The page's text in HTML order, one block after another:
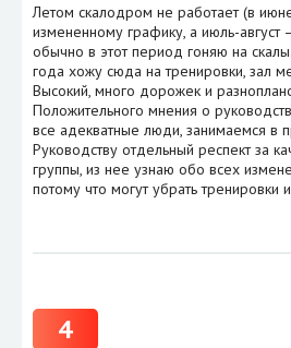
Летом скалодром не работает (в
измененному графику, а июль-август
обычно в этот период гоняю на
года хожу сюда на тренировки, зал
Высокий, много дорожек и
Положительного мнения о
все адекватные люди, занимаемся в
Руководству отдельный респект за
группы, из нее узнаю обо всех
потому что могут убрать тренировки
4